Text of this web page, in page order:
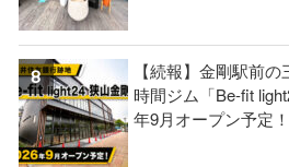
【続報】金剛駅前
時間ジム「Be-fit
年9月オープン予定！